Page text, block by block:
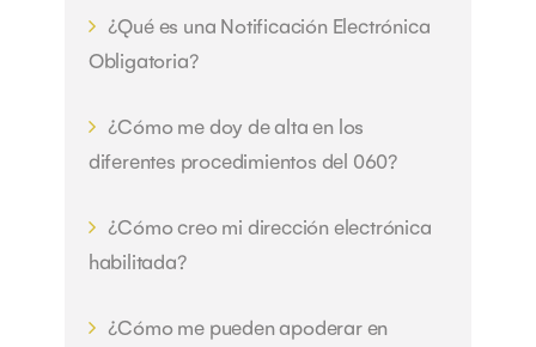
¿Qué es una Notificación Electrónica
Obligatoria?
¿Cómo me doy de alta en los
diferentes procedimientos del 060?
¿Cómo creo mi dirección electrónica
habilitada?
¿Cómo me pueden apoderar en